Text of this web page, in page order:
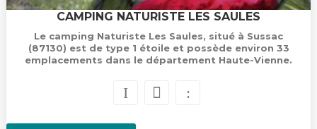
CAMPING NATURISTE LES SAULES
Le camping Naturiste Les Saules, situé à Sussac
(87130) est de type 1 étoile et possède environ 33
emplacements dans le département Haute-Vienne.